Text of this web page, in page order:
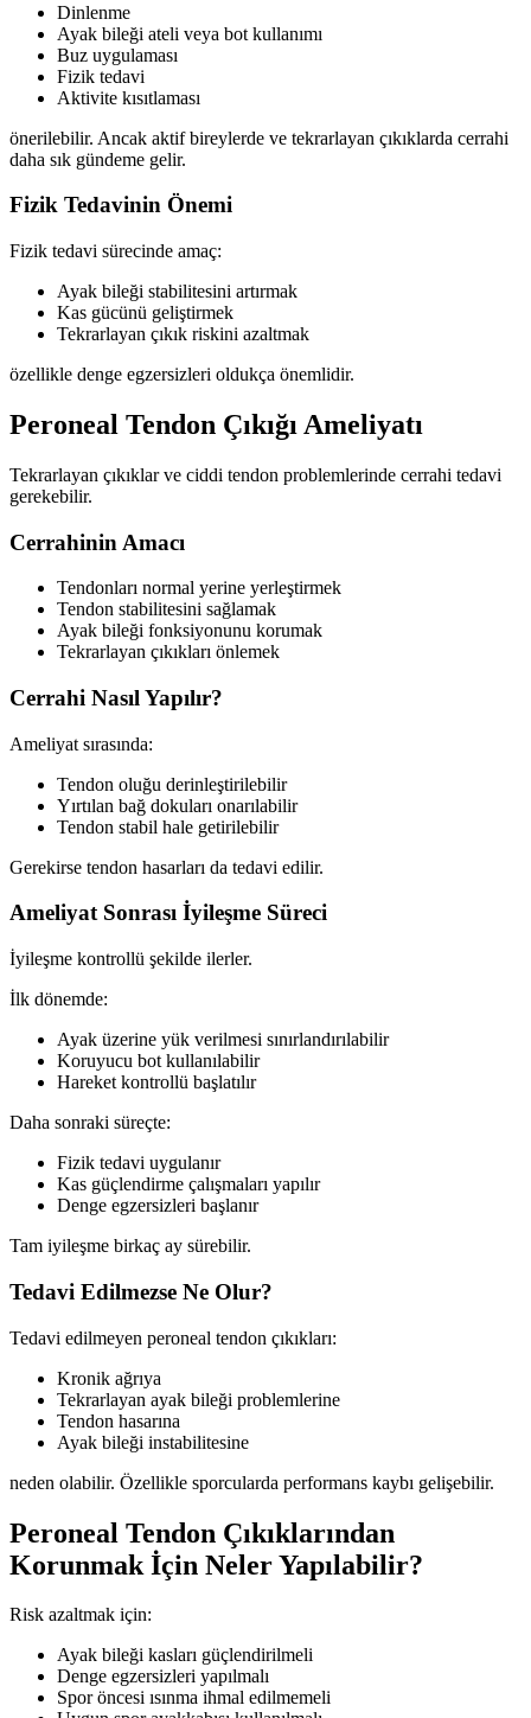
Dinlenme
Ayak bileği ateli veya bot kullanımı
Buz uygulaması
Fizik tedavi
Aktivite kısıtlaması
önerilebilir. Ancak aktif bireylerde ve tekrarlayan çıkıklarda cerrahi
daha sık gündeme gelir.
Fizik Tedavinin Önemi
Fizik tedavi sürecinde amaç:
Ayak bileği stabilitesini artırmak
Kas gücünü geliştirmek
Tekrarlayan çıkık riskini azaltmak
özellikle denge egzersizleri oldukça önemlidir.
Peroneal Tendon Çıkığı Ameliyatı
Tekrarlayan çıkıklar ve ciddi tendon problemlerinde cerrahi tedavi
gerekebilir.
Cerrahinin Amacı
Tendonları normal yerine yerleştirmek
Tendon stabilitesini sağlamak
Ayak bileği fonksiyonunu korumak
Tekrarlayan çıkıkları önlemek
Cerrahi Nasıl Yapılır?
Ameliyat sırasında:
Tendon oluğu derinleştirilebilir
Yırtılan bağ dokuları onarılabilir
Tendon stabil hale getirilebilir
Gerekirse tendon hasarları da tedavi edilir.
Ameliyat Sonrası İyileşme Süreci
İyileşme kontrollü şekilde ilerler.
İlk dönemde:
Ayak üzerine yük verilmesi sınırlandırılabilir
Koruyucu bot kullanılabilir
Hareket kontrollü başlatılır
Daha sonraki süreçte:
Fizik tedavi uygulanır
Kas güçlendirme çalışmaları yapılır
Denge egzersizleri başlanır
Tam iyileşme birkaç ay sürebilir.
Tedavi Edilmezse Ne Olur?
Tedavi edilmeyen peroneal tendon çıkıkları:
Kronik ağrıya
Tekrarlayan ayak bileği problemlerine
Tendon hasarına
Ayak bileği instabilitesine
neden olabilir. Özellikle sporcularda performans kaybı gelişebilir.
Peroneal Tendon Çıkıklarından
Korunmak İçin Neler Yapılabilir?
Risk azaltmak için:
Ayak bileği kasları güçlendirilmeli
Denge egzersizleri yapılmalı
Spor öncesi ısınma ihmal edilmemeli